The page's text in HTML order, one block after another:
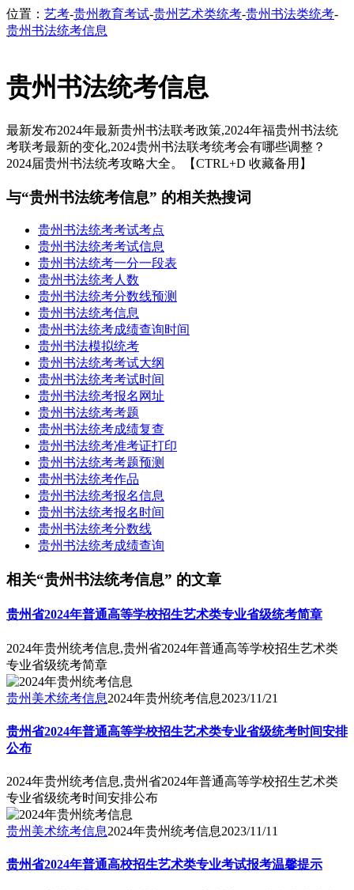
位置： 艺考-贵州教育考试-贵州艺术类统考-贵州书法类统考-
贵州书法统考信息
贵州书法统考信息
最新发布2024年最新贵州书法联考政策,2024年福贵州书法统
考联考最新的变化,2024贵州书法联考统考会有哪些调整？
2024届贵州书法统考攻略大全。【CTRL+D 收藏备用】
与“贵州书法统考信息” 的相关热搜词
贵州书法统考考试考点
贵州书法统考考试信息
贵州书法统考一分一段表
贵州书法统考人数
贵州书法统考分数线预测
贵州书法统考信息
贵州书法统考成绩查询时间
贵州书法模拟统考
贵州书法统考考试大纲
贵州书法统考考试时间
贵州书法统考报名网址
贵州书法统考考题
贵州书法统考成绩复查
贵州书法统考准考证打印
贵州书法统考考题预测
贵州书法统考作品
贵州书法统考报名信息
贵州书法统考报名时间
贵州书法统考分数线
贵州书法统考成绩查询
相关“贵州书法统考信息” 的文章
贵州省2024年普通高等学校招生艺术类专业省级统考简章
2024年贵州统考信息,贵州省2024年普通高等学校招生艺术类
专业省级统考简章
贵州美术统考信息2024年贵州统考信息2023/11/21
贵州省2024年普通高等学校招生艺术类专业省级统考时间安排
公布
2024年贵州统考信息,贵州省2024年普通高等学校招生艺术类
专业省级统考时间安排公布
贵州美术统考信息2024年贵州统考信息2023/11/11
贵州省2024年普通高校招生艺术类专业考试报考温馨提示